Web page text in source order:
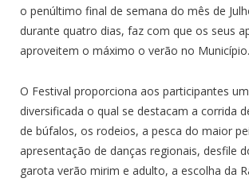
o penúltimo final de semana do mês de
durante quatro dias, faz com que os seus
aproveitem o máximo o verão no Município.
O Festival proporciona aos participantes
diversificada o qual se destacam a corrida
de búfalos, os rodeios, a pesca do maior
apresentação de danças regionais, desfile
garota verão mirim e adulto, a escolha da